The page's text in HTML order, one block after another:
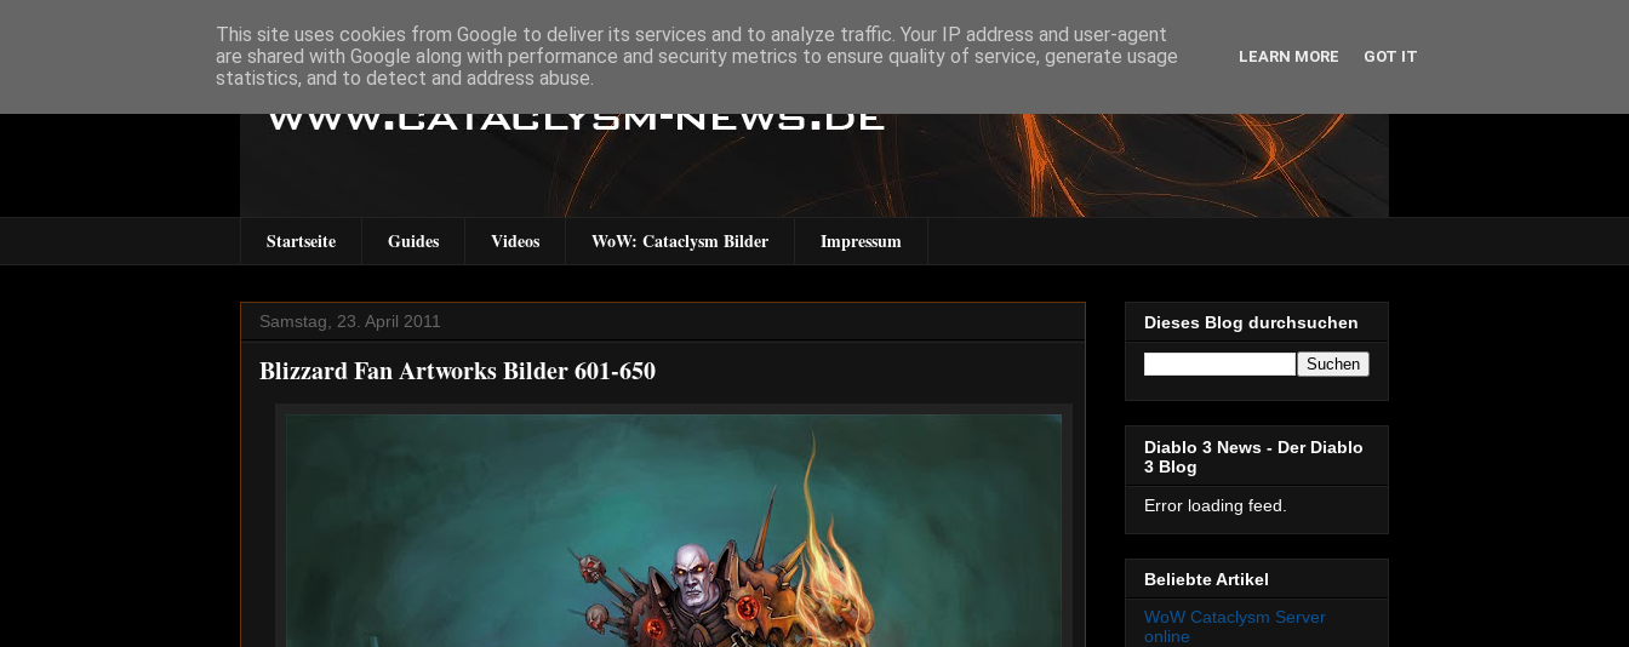
Startseite Guides Videos WoW: Cataclysm Bilder Impressum
Samstag, 23. April 2011
Blizzard Fan Artworks Bilder 601-650
Dieses Blog durchsuchen
Diablo 3 News - Der Diablo
3 Blog
Error loading feed.
Beliebte Artikel
WoW Cataclysm Server
online
This site uses cookies from Google to deliver its services and to analyze traffic. Your IP address and user-agent
are shared with Google along with performance and security metrics to ensure quality of service, generate usage
statistics, and to detect and address abuse.
LEARN MORE GOT IT